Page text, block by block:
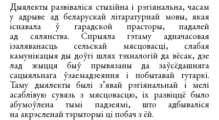
Дыялекты развіваліся стыхійна і рэгіянальна, часам
у адрыве ад беларускай літаратурнай мовы, якая
існавала ў гарадской прасторы, падалей
ад сялянства. Спрыяла гэтаму адначасовая
ізаляванасць сельскай мясцовасці, слабая
камунікацыя ды доўгі шлях тэхналогій да вёсак, дзе
лад жыцця быў прывязаны да заўсёдашняга
сацыяльнага ўзаемадзеяння і побытавай гутаркі.
Таму дыялекты былі з’явай рэгіянальнай і мелі
асаблівую сувязь з мясцовасцю, іх развіццё было
абумоўлена тымі падзеямі, што адбываліся
на акрэсленай тэрыторыі ці побач з ёй.